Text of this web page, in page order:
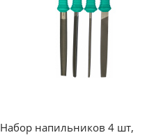
Набор напильников 4 шт,